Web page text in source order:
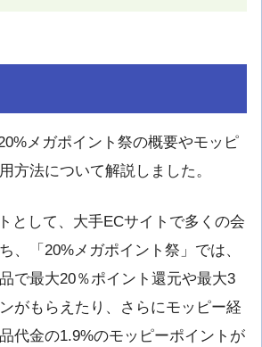
メガポイント祭の概要やモッピ
方法について解説しました。
として、大手ECサイトで多くの会
、「20%メガポイント祭」では、
で最大20％ポイント還元や最大3
がもらえたり、さらにモッピー経
代金の1.9%のモッピーポイントが